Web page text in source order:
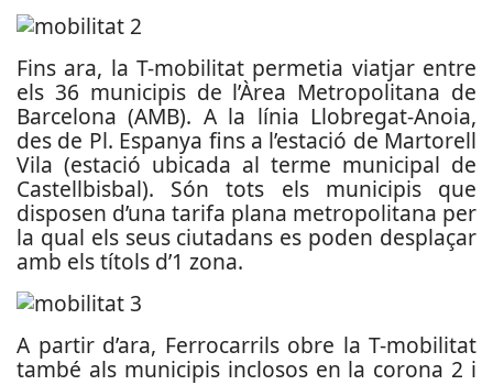
Fins ara, la T-mobilitat permetia viatjar entre
els 36 municipis de l’Àrea Metropolitana de
Barcelona (AMB). A la línia Llobregat-Anoia,
des de Pl. Espanya fins a l’estació de Martorell
Vila (estació ubicada al terme municipal de
Castellbisbal). Són tots els municipis que
disposen d’una tarifa plana metropolitana per
la qual els seus ciutadans es poden desplaçar
amb els títols d’1 zona.
A partir d’ara, Ferrocarrils obre la T-mobilitat
també als municipis inclosos en la corona 2 i